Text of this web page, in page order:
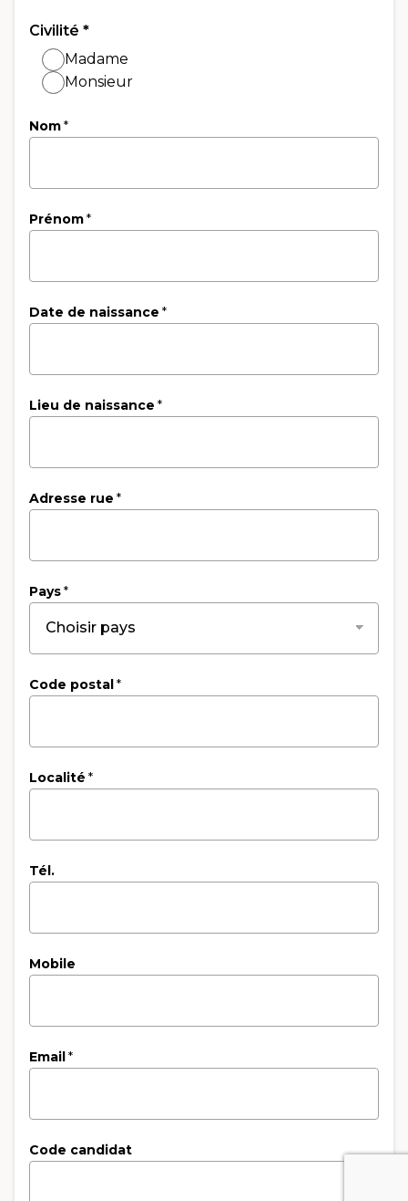
Civilité *
Madame
Monsieur
Nom*
Prénom*
Date de naissance *
Lieu de naissance *
Adresse rue *
Pays*
Code postal*
Localité *
Tél.
Mobile
Email*
Code candidat